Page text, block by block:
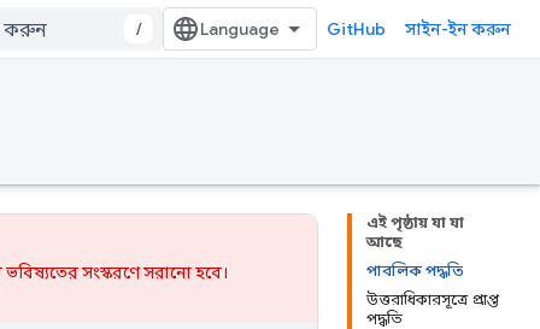
/ GitHub সাইন-ইন করুন
এই পৃষ্ঠায় যা যা
আছে
পাবলিক পদ্ধতি
উত্তরাধিকারসূত্রে প্রাপ্ত
পদ্ধতি
সংস্করণে সরানো হবে।